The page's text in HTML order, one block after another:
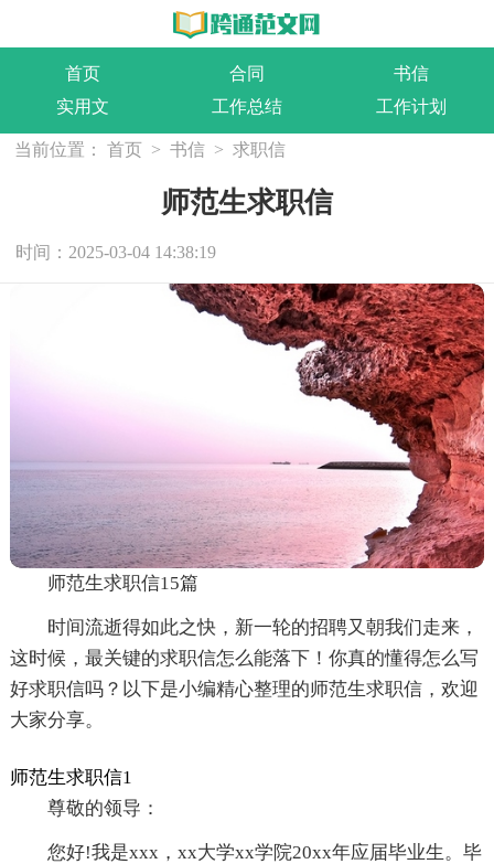
首页 合同
书信
实用文
工作总结 工作计划
当前位置： 首页 > 书信 > 求职信
师范生求职信
时间：2025-03-04 14:38:19
师范生求职信15篇
时间流逝得如此之快，新一轮的招聘又朝我们走来，
这时候，最关键的求职信怎么能落下！你真的懂得怎么写
好求职信吗？以下是小编精心整理的师范生求职信，欢迎
大家分享。
师范生求职信1
尊敬的领导：
您好!我是xxx，xx大学xx学院20xx年应届毕业生。毕